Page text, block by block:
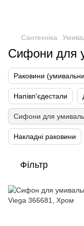
Сантехніка
Сифони для
Раковини
Напівп'єдестали
Сифони для
Накладні раковини
Фільтр